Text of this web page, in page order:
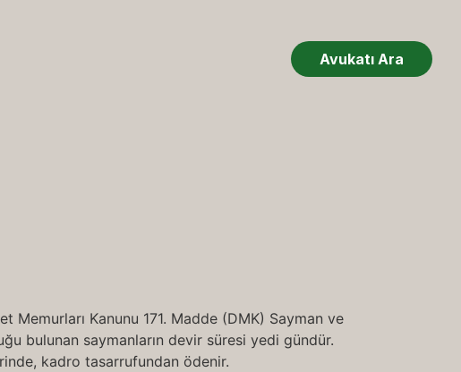
Avukatı Ara
Kanunu 171. Madde (DMK) Sayman ve
bulunan saymanların devir süresi yedi gündür.
kadro tasarrufundan ödenir.